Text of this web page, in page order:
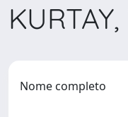
Nome completo